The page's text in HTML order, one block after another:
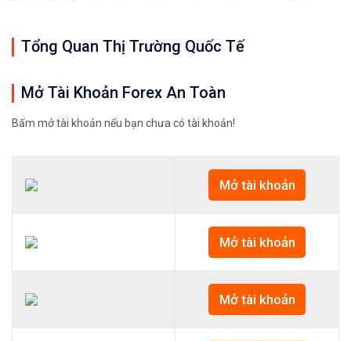
Tổng Quan Thị Trường Quốc Tế
Mở Tài Khoản Forex An Toàn
Bấm mở tài khoản nếu bạn chưa có tài khoản!
Mở tài khoản
Mở tài khoản
Mở tài khoản